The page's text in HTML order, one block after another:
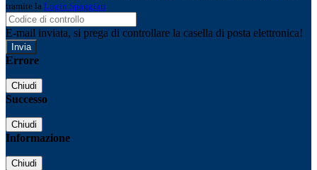
tramite la Login Spaggiari
E-mail inviata, si prega di controllare la casella di posta elettronica!
Errore
Chiudi
Successo
Chiudi
Informazione
Chiudi